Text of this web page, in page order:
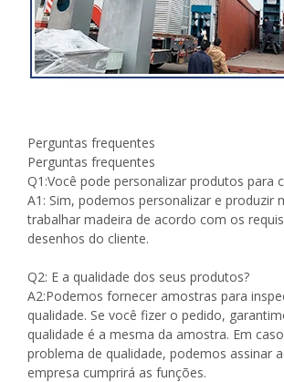
Perguntas frequentes
Perguntas frequentes
Q1:Você pode personalizar produtos para
A1: Sim, podemos personalizar e produzir
trabalhar madeira de acordo com os
desenhos do cliente.
Q2: E a qualidade dos seus produtos?
A2:Podemos fornecer amostras para
qualidade. Se você fizer o pedido,
qualidade é a mesma da amostra. Em
problema de qualidade, podemos assinar
empresa cumprirá as funções.